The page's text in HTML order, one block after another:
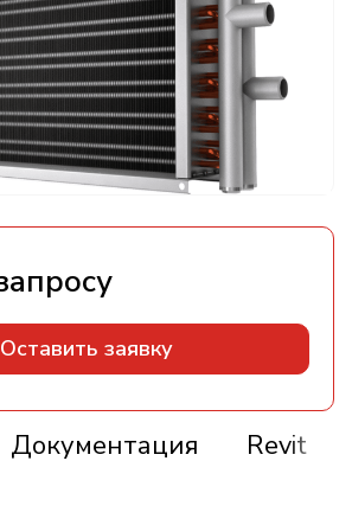
Оставить заявку
Документация Revit